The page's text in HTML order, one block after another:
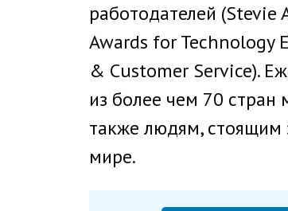
работодателей (Stevie
Awards for Technology
& Customer Service).
из более чем 70 стран
также людям, стоящим
мире.